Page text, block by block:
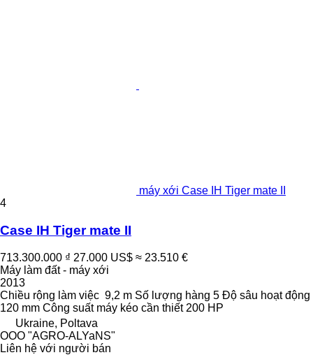
máy xới Case IH Tiger mate II
4
Case IH Tiger mate II
713.300.000 ₫ 27.000 US$ ≈ 23.510 €
Máy làm đất - máy xới
2013
Chiều rộng làm việc 9,2 m Số lượng hàng 5 Độ sâu hoạt động
120 mm Công suất máy kéo cần thiết 200 HP
Ukraine, Poltava
OOO "AGRO-ALYaNS"
Liên hệ với người bán